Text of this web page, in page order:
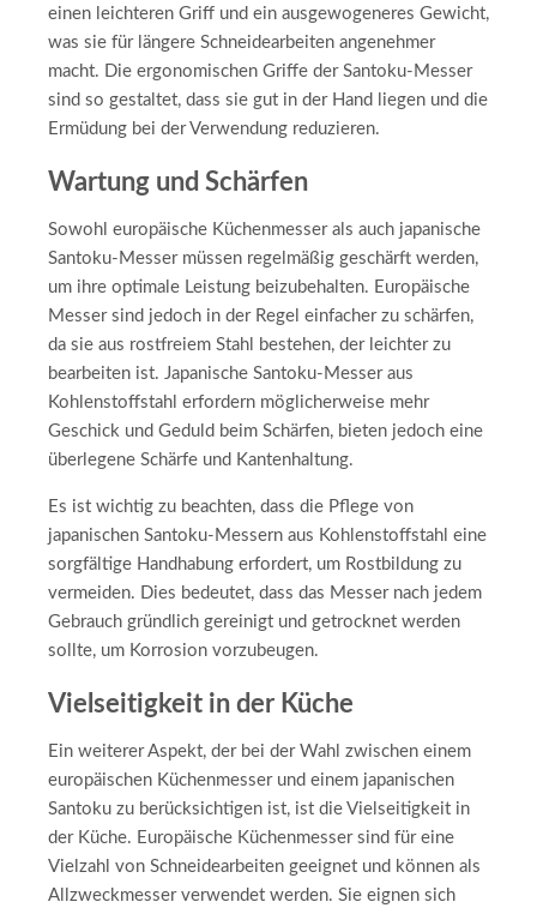
einen leichteren Griff und ein ausgewogeneres Gewicht,
was sie für längere Schneidearbeiten angenehmer
macht. Die ergonomischen Griffe der Santoku-Messer
sind so gestaltet, dass sie gut in der Hand liegen und die
Ermüdung bei der Verwendung reduzieren.
Wartung und Schärfen
Sowohl europäische Küchenmesser als auch japanische
Santoku-Messer müssen regelmäßig geschärft werden,
um ihre optimale Leistung beizubehalten. Europäische
Messer sind jedoch in der Regel einfacher zu schärfen,
da sie aus rostfreiem Stahl bestehen, der leichter zu
bearbeiten ist. Japanische Santoku-Messer aus
Kohlenstoffstahl erfordern möglicherweise mehr
Geschick und Geduld beim Schärfen, bieten jedoch eine
überlegene Schärfe und Kantenhaltung.
Es ist wichtig zu beachten, dass die Pflege von
japanischen Santoku-Messern aus Kohlenstoffstahl eine
sorgfältige Handhabung erfordert, um Rostbildung zu
vermeiden. Dies bedeutet, dass das Messer nach jedem
Gebrauch gründlich gereinigt und getrocknet werden
sollte, um Korrosion vorzubeugen.
Vielseitigkeit in der Küche
Ein weiterer Aspekt, der bei der Wahl zwischen einem
europäischen Küchenmesser und einem japanischen
Santoku zu berücksichtigen ist, ist die Vielseitigkeit in
der Küche. Europäische Küchenmesser sind für eine
Vielzahl von Schneidearbeiten geeignet und können als
Allzweckmesser verwendet werden. Sie eignen sich